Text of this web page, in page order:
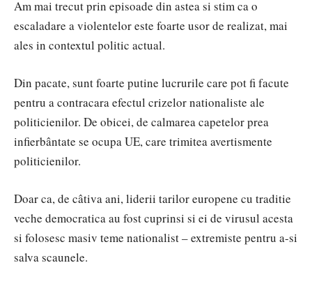
Am mai trecut prin episoade din astea si stim ca o
escaladare a violentelor este foarte usor de realizat, mai
ales in contextul politic actual.
Din pacate, sunt foarte putine lucrurile care pot fi facute
pentru a contracara efectul crizelor nationaliste ale
politicienilor. De obicei, de calmarea capetelor prea
infierbântate se ocupa UE, care trimitea avertismente
politicienilor.
Doar ca, de câtiva ani, liderii tarilor europene cu traditie
veche democratica au fost cuprinsi si ei de virusul acesta
si folosesc masiv teme nationalist – extremiste pentru a-si
salva scaunele.